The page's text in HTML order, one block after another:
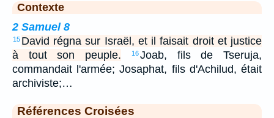
Contexte
2 Samuel 8
15 David régna sur Israël, et il faisait droit et justice
à tout son peuple.
16Joab, fils de Tseruja,
commandait l'armée; Josaphat, fils d'Achilud, était
archiviste;…
Références Croisées